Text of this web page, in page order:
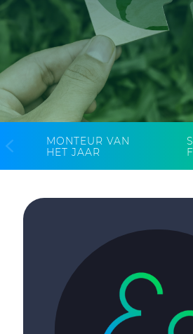
CableApp
Haspel retouren
DOWNLOADS
CONTACT
MEDIA
MONTEUR VAN
HET JAAR